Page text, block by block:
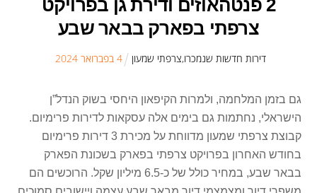
2 פנטהאוזים ודירת גן בפרויקט
צרפתי בפארק בבאר שבע
דירות חדשות שנמכרו,צרפתי שמעון 4 בפברואר 2024
גם בזמן המלחמה, ולמרות הקיפאון היחסי בשוק הנדל”ן
הישראלי, נחתמות גם בימים אלה עסקאות לדירות פרימיום.
קבוצת צרפתי שמעון מדווחת על מכירת 3 דירות פרימיום
בחודש האחרון בפרויקט צרפתי בפארק בשכונת הפארק
בבאר שבע, במחיר כולל של כ-6.5 מיליון שקל. הרוכשים הם